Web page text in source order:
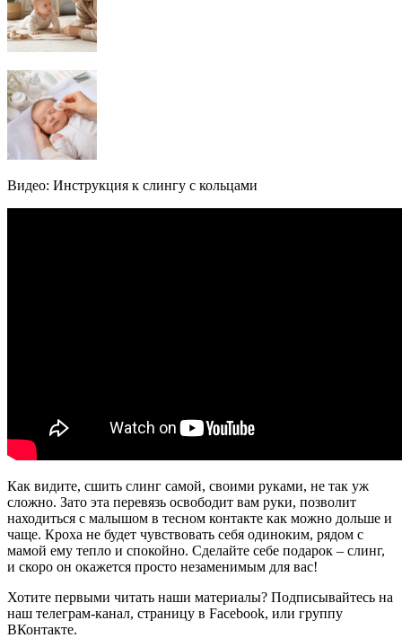
Видео: Инструкция к слингу с кольцами
Как видите, сшить слинг самой, своими руками, не так уж
сложно. Зато эта перевязь освободит вам руки, позволит
находиться с малышом в тесном контакте как можно дольше и
чаще. Кроха не будет чувствовать себя одиноким, рядом с
мамой ему тепло и спокойно. Сделайте себе подарок – слинг,
и скоро он окажется просто незаменимым для вас!
Хотите первыми читать наши материалы? Подписывайтесь на
наш телеграм-канал, страницу в Facebook, или группу
ВКонтакте.